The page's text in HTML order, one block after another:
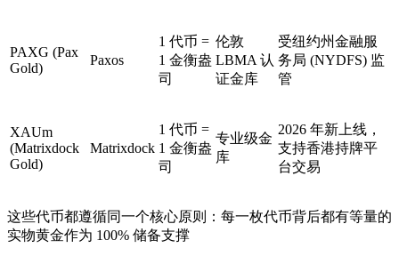
PAXG (Pax
Gold)
Paxos
1 代币 =
1 金衡盎
司
伦敦
LBMA 认
证金库
受纽约州金融服
务局 (NYDFS) 监
管
XAUm
(Matrixdock
Gold)
Matrixdock
1 代币 =
1 金衡盎
司
专业级金
库
2026 年新上线，
支持香港持牌平
台交易
这些代币都遵循同一个核心原则： 每一枚代币背后都有等量的
实物黄金作为 100% 储备支撑